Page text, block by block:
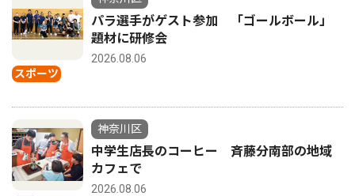
スポーツ
パラ選手がゲスト参加 「ゴールボール」
題材に研修会
2026.08.06
神奈川区
中学生店長のコーヒー 斉藤分南部の地域
カフェで
2026.08.06